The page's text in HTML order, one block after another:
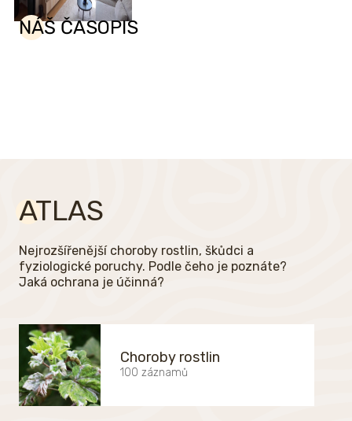
NÁŠ ČASOPIS
ATLAS
Nejrozšířenější choroby rostlin, škůdci a
fyziologické poruchy. Podle čeho je poznáte?
Jaká ochrana je účinná?
Choroby rostlin
100 záznamů